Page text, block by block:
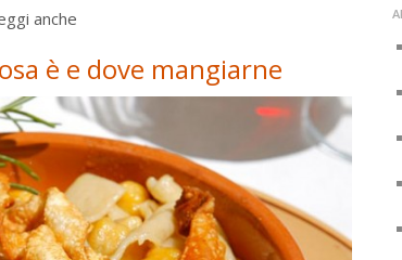
anche
è e dove mangiarne